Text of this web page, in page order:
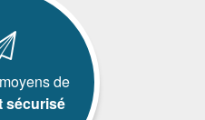
de
sécurisé